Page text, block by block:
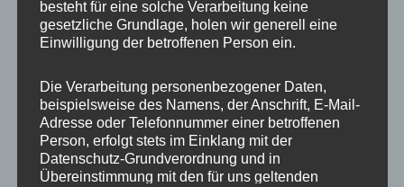
besteht für eine solche Verarbeitung keine
gesetzliche Grundlage, holen wir generell eine
Einwilligung der betroffenen Person ein.
Die Verarbeitung personenbezogener Daten,
beispielsweise des Namens, der Anschrift, E-Mail-
Adresse oder Telefonnummer einer betroffenen
Person, erfolgt stets im Einklang mit der
Datenschutz-Grundverordnung und in
Übereinstimmung mit den für uns geltenden